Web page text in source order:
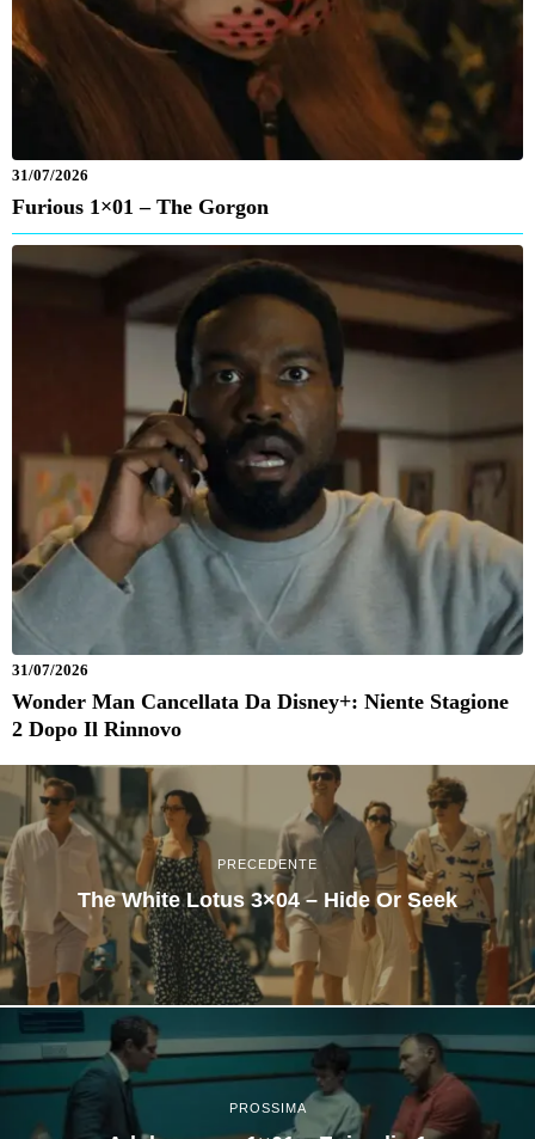
31/07/2026
Furious 1×01 – The Gorgon
31/07/2026
Wonder Man Cancellata Da Disney+: Niente Stagione
2 Dopo Il Rinnovo
PRECEDENTE
The White Lotus 3×04 – Hide Or Seek
PROSSIMA